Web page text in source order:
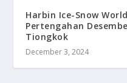
Harbin Ice-Snow
Pertengahan
Tiongkok
December 3, 2024